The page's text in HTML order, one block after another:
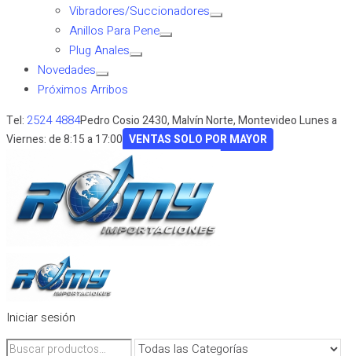
Vibradores/Succionadores
Anillos Para Pene
Plug Anales
Novedades
Próximos Arribos
Tel: 2524 4884Pedro Cosio 2430, Malvín Norte, MontevideoLunes a
Viernes: de 8:15 a 17:00 VENTAS SOLO POR MAYOR
Iniciar sesión